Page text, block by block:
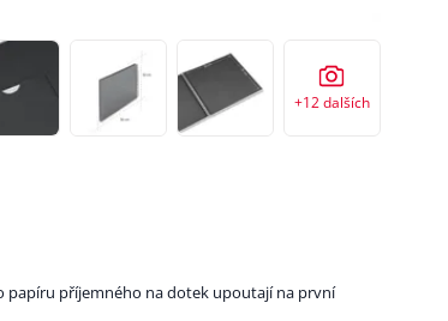
+12dalších
papíru příjemného na dotek upoutají na první